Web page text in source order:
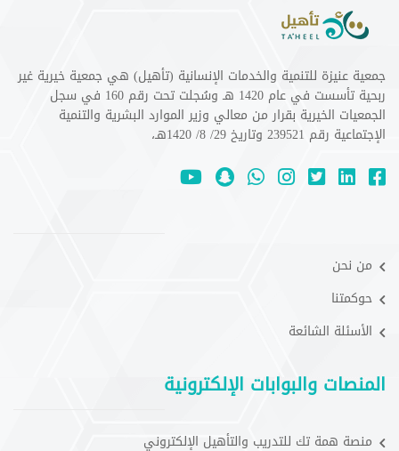
جمعية عنيزة للتنمية والخدمات الإنسانية (تأهيل) هي جمعية خيرية غير
ربحية تأسست في عام 1420 هـ وسُجلت تحت رقم 160 في سجل
الجمعيات الخيرية بقرار من معالي وزير الموارد البشرية والتنمية
الإجتماعية رقم 239521 وتاريخ 29/ 8/ 1420هـ،
من نحن
حوكمتنا
الأسئلة الشائعة
المنصات والبوابات الإلكترونية
منصة همة تك للتدريب والتأهيل الإلكتروني